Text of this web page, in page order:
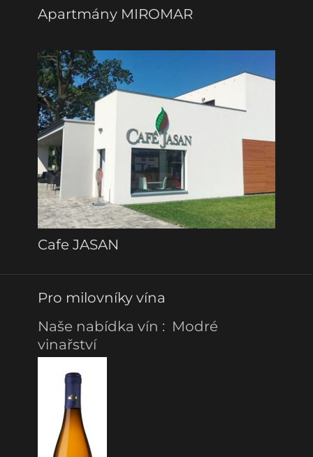
Apartmány MIROMAR
Cafe JASAN
Pro milovníky vína
Naše nabídka vín : Modré
vinařství